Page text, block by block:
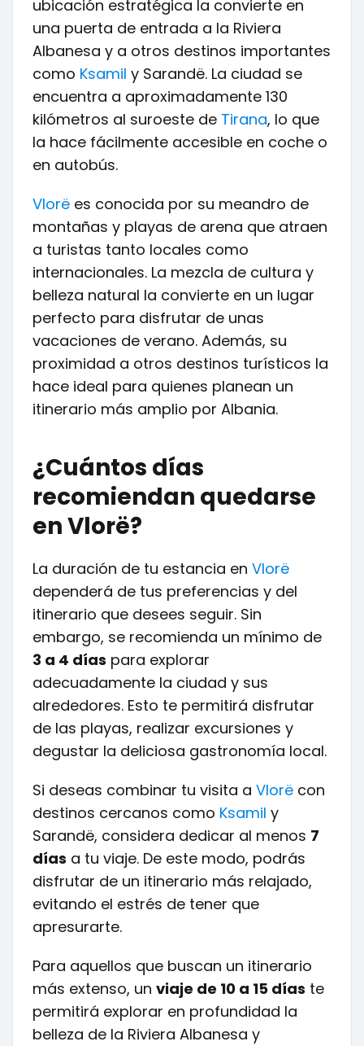
ubicación estratégica la convierte en
una puerta de entrada a la Riviera
Albanesa y a otros destinos importantes
como Ksamil y Sarandë. La ciudad se
encuentra a aproximadamente 130
kilómetros al suroeste de Tirana, lo que
la hace fácilmente accesible en coche o
en autobús.
Vlorë es conocida por su meandro de
montañas y playas de arena que atraen
a turistas tanto locales como
internacionales. La mezcla de cultura y
belleza natural la convierte en un lugar
perfecto para disfrutar de unas
vacaciones de verano. Además, su
proximidad a otros destinos turísticos la
hace ideal para quienes planean un
itinerario más amplio por Albania.
¿Cuántos días
recomiendan quedarse
en Vlorë?
La duración de tu estancia en Vlorë
dependerá de tus preferencias y del
itinerario que desees seguir. Sin
embargo, se recomienda un mínimo de
3 a 4 días para explorar
adecuadamente la ciudad y sus
alrededores. Esto te permitirá disfrutar
de las playas, realizar excursiones y
degustar la deliciosa gastronomía local.
Si deseas combinar tu visita a Vlorë con
destinos cercanos como Ksamil y
Sarandë, considera dedicar al menos 7
días a tu viaje. De este modo, podrás
disfrutar de un itinerario más relajado,
evitando el estrés de tener que
apresurarte.
Para aquellos que buscan un itinerario
más extenso, un viaje de 10 a 15 días te
permitirá explorar en profundidad la
belleza de la Riviera Albanesa y